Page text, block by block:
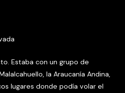
Estaba con un grupo de
la Araucanía Andina,
lugares donde podía volar el